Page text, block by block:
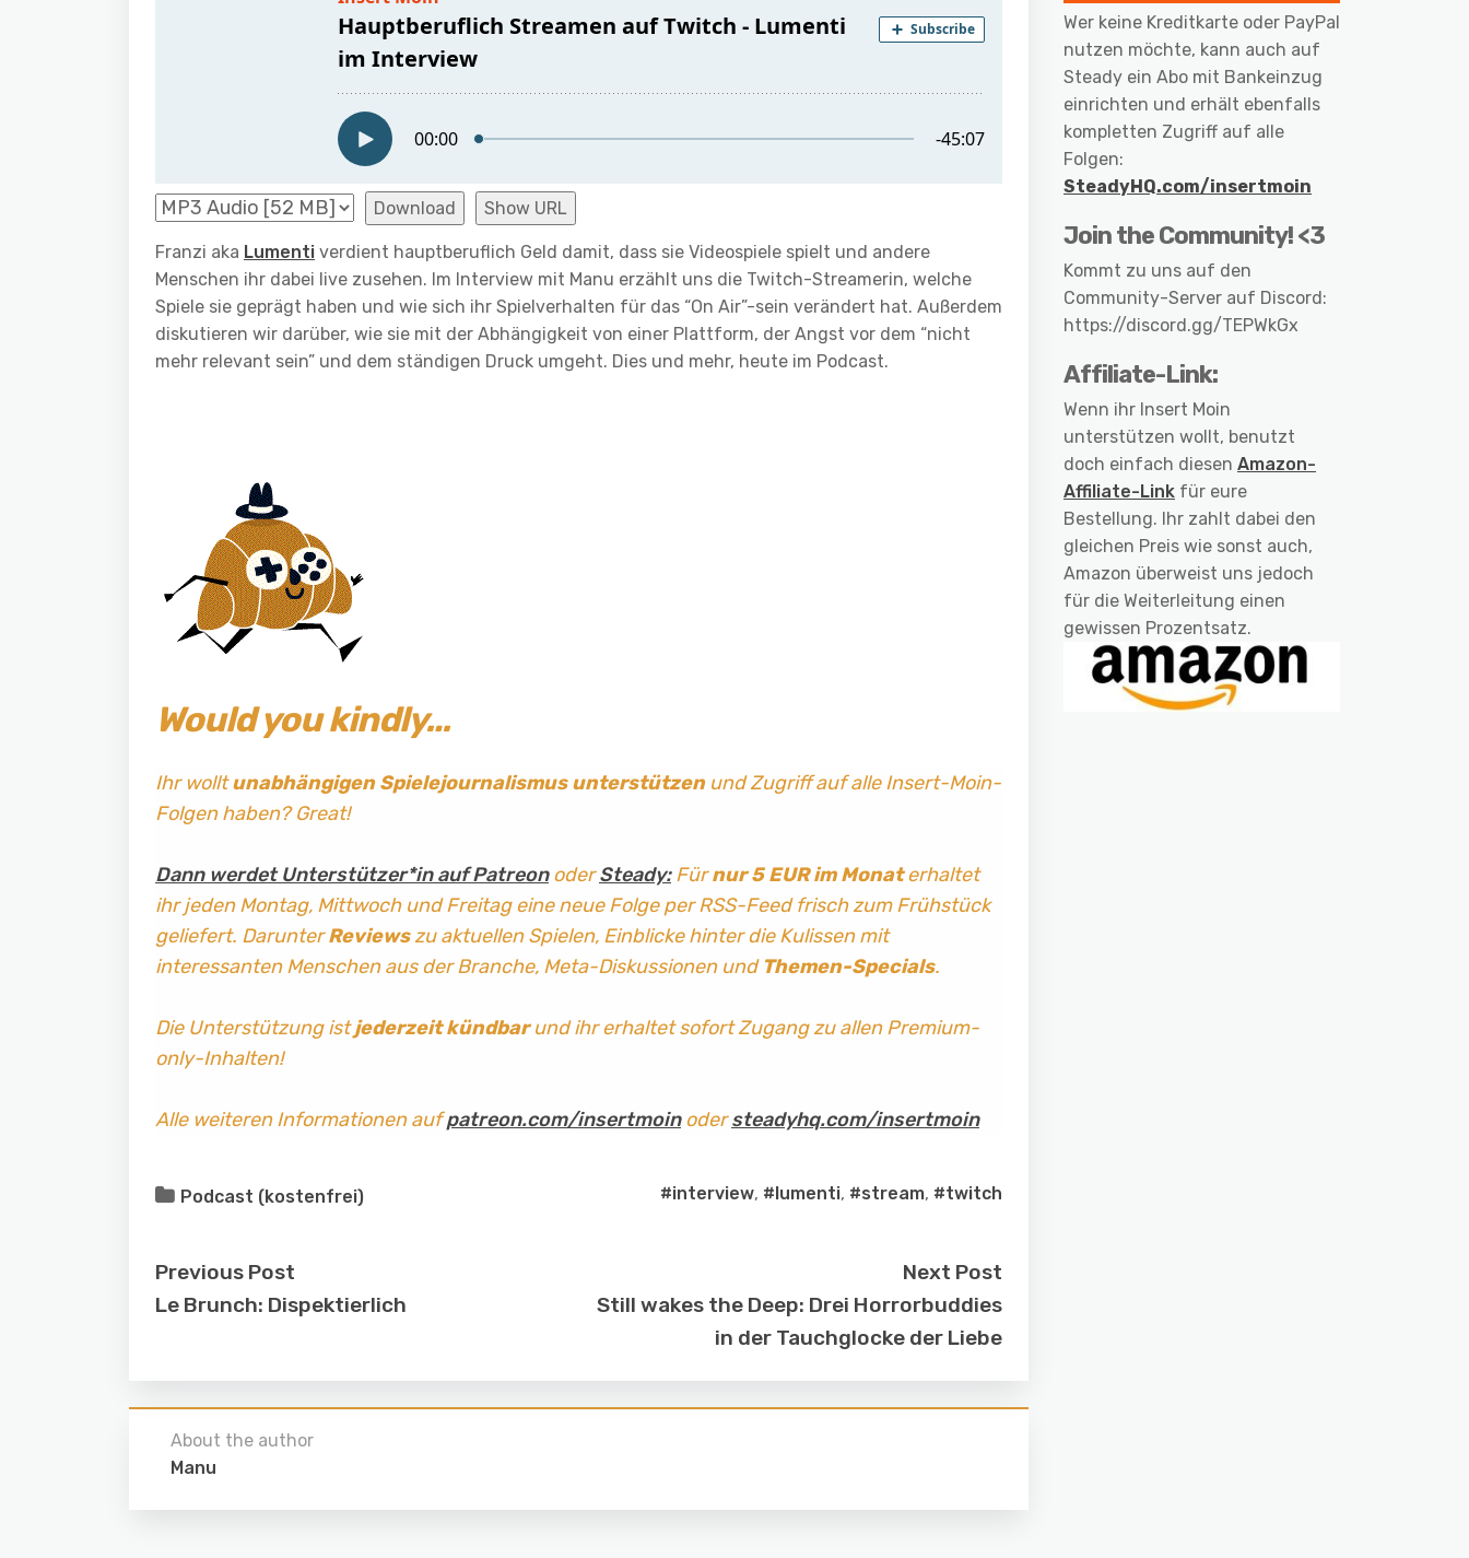
Download Show URL
Franzi aka Lumenti verdient hauptberuflich Geld damit, dass sie Videospiele spielt und andere
Menschen ihr dabei live zusehen. Im Interview mit Manu erzählt uns die Twitch-Streamerin, welche
Spiele sie geprägt haben und wie sich ihr Spielverhalten für das “On Air”-sein verändert hat. Außerdem
diskutieren wir darüber, wie sie mit der Abhängigkeit von einer Plattform, der Angst vor dem “nicht
mehr relevant sein” und dem ständigen Druck umgeht. Dies und mehr, heute im Podcast.
Would you kindly…
Ihr wolltunabhängigen Spielejournalismus unterstützenund Zugriff auf alle Insert-Moin-
Folgen haben? Great!
Dann werdet Unterstützer*in auf PatreonoderSteady:Fürnur 5 EUR im Monaterhaltet
ihr jeden Montag, Mittwoch und Freitag eine neue Folge per RSS-Feed frisch zum Frühstück
geliefert. DarunterReviewszu aktuellen Spielen, Einblicke hinter die Kulissen mit
interessanten Menschen aus der Branche, Meta-Diskussionen und Themen-Specials.
Die Unterstützung istjederzeit kündbarund ihr erhaltet sofort Zugang zu allen Premium-
only-Inhalten!
Alle weiteren Informationen aufpatreon.com/insertmoinodersteadyhq.com/insertmoin
Podcast (kostenfrei) #interview, #lumenti, #stream, #twitch
Previous Post
Le Brunch: Dispektierlich
Next Post
Still wakes the Deep: Drei Horrorbuddies
in der Tauchglocke der Liebe
About the author
Manu
Wer keine Kreditkarte oder PayPal
nutzen möchte, kann auch auf
Steady ein Abo mit Bankeinzug
einrichten und erhält ebenfalls
kompletten Zugriff auf alle
Folgen:
SteadyHQ.com/insertmoin
Join the Community! <3
Kommt zu uns auf den
Community-Server auf Discord:
https://discord.gg/TEPWkGx
Affiliate-Link:
Wenn ihr Insert Moin
unterstützen wollt, benutzt
doch einfach diesen Amazon-
Affiliate-Link für eure
Bestellung. Ihr zahlt dabei den
gleichen Preis wie sonst auch,
Amazon überweist uns jedoch
für die Weiterleitung einen
gewissen Prozentsatz.